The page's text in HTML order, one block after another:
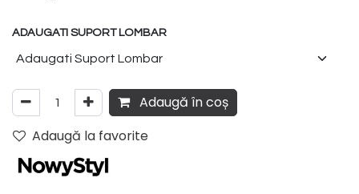
ADAUGATI SUPORT LOMBAR
Adaugă în coș
Adaugă la favorite